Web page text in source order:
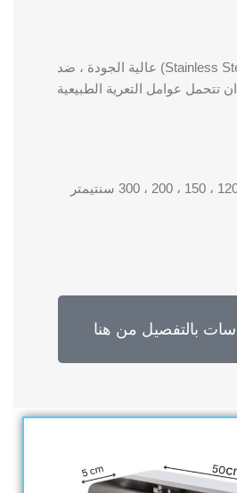
المنتج مصنوع بمادة (Stainless Steel) عالية الجودة ، ضد
تتحمل عوامل التعرية الطبيعية
بالتفصيل من هنا